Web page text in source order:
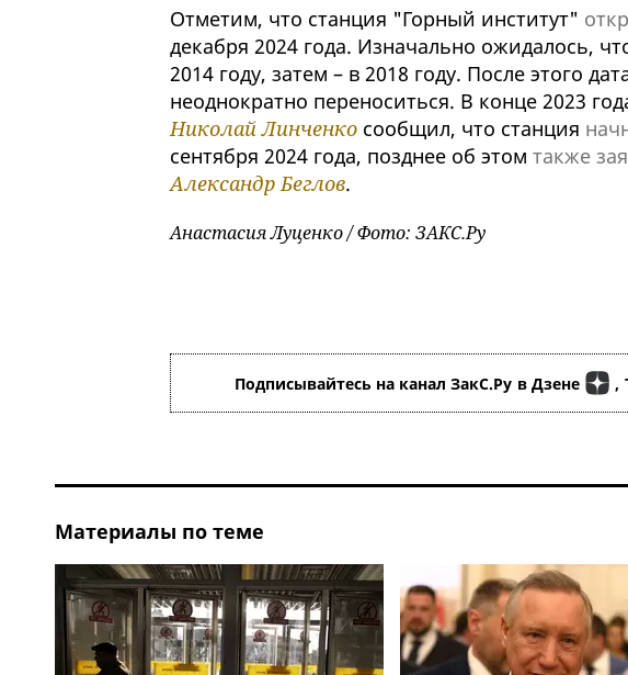
Отметим, что станция "Горный институт"
декабря 2024 года. Изначально ожидалось,
2014 году, затем – в 2018 году. После этого
неоднократно переноситься. В конце 2023
Николай Линченкосообщил, что станция
сентября 2024 года, позднее об этом также
Александр Беглов.
Анастасия Луценко / Фото: ЗАКС.Ру
Подписывайтесь на канал ЗакС.Ру в Дзене ,
Материалы по теме